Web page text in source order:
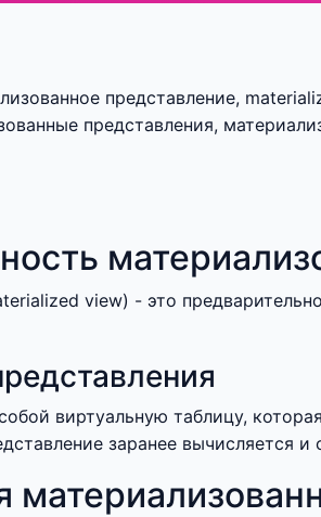
представление,
представления,
view) - это
виртуальную таблицу,
заранее вычисляется